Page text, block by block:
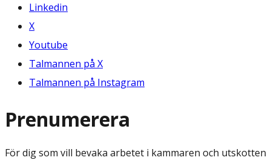
Linkedin
X
Youtube
Talmannen på X
Talmannen på Instagram
Prenumerera
För dig som vill bevaka arbetet i kammaren och utskotten